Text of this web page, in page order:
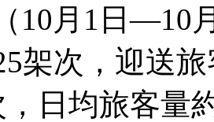
10月1日—10
架次，迎送
日均旅客量